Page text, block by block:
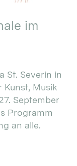
im
St. Severin in
Kunst, Musik
September
Programm
an alle.